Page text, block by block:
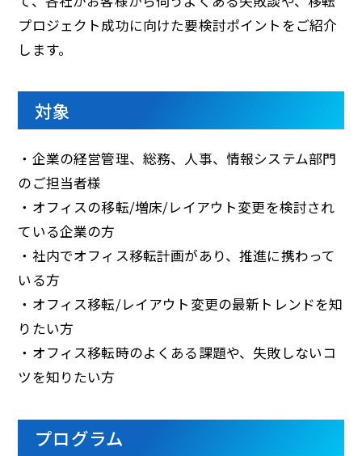
プロジェクト成功に向けた要検討ポイントをご紹介
します。
対象
・企業の経営管理、総務、人事、情報システム部門
のご担当者様
・オフィスの移転/増床/レイアウト変更を検討され
ている企業の方
・社内でオフィス移転計画があり、推進に携わって
いる方
・オフィス移転/レイアウト変更の最新トレンドを知
りたい方
・オフィス移転時のよくある課題や、失敗しないコ
ツを知りたい方
プログラム